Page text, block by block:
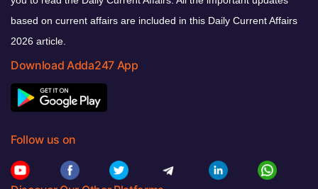
based on current affairs are included in this Daily Current Affairs
2026 article.
Download Adda247 App
Follow us on